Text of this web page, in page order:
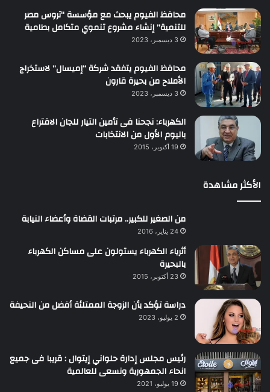
محافظ الفيوم يبحث مع مؤسسة “تروس مصر
للتنمية” إنشاء مشروع تنموي متكامل بطامية
3 ديسمبر، 2023
محافظ الفيوم يتفقد شركة “إميسال” لاستخراج
الأملاح من بحيرة قارون
3 ديسمبر، 2023
الكهرباء: نجحنا فى تأمين التيار للجان الاقتراع
باليوم الأول من الانتخابات
19 أكتوبر، 2015
الأكثر مشاهدة
من الصغير للكبير.. مرتبات القضاة وأعضاء النيابة
24 يناير، 2016
أثرياء الكهرباء يستولون على مساكن الكهرباء
بالبحيرة
23 أكتوبر، 2015
دراسة تؤكد بأن الزوجة الممتلئة أفضل من النحيفة
2 يوليو، 2023
رئيس مجلس إدارة حلواني إيتوال : قريبا فى جميع
انحاء الجمهورية ونسعى للعالمية
19 يوليو، 2021